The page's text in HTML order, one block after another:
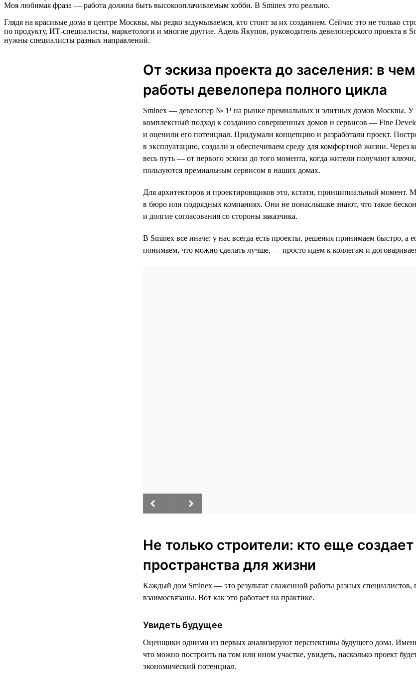
Моя любимая фраза — работа должна быть высокооплачиваемым хобби. В Sminex это реально.
Глядя на красивые дома в центре Москвы, мы редко задумываемся, кто стоит за их созданием. Сейчас это не только
по продукту, ИТ-специалисты, маркетологи и многие другие. Адель Якупов, руководитель девелоперского проекта в
нужны специалисты разных направлений.
От эскиза проекта до заселения: в
работы девелопера полного цикла
Sminex — девелопер № 1¹ на рынке премиальных и элитных домов Москвы. У
комплексный подход к созданию совершенных домов и сервисов — Fine
и оценили его потенциал. Придумали концепцию и разработали проект.
в эксплуатацию, создали и обеспечиваем среду для комфортной жизни. Через
весь путь — от первого эскиза до того момента, когда жители получают
пользуются премиальным сервисом в наших домах.
Для архитекторов и проектировщиков это, кстати, принципиальный момент.
в бюро или подрядных компаниях. Они не понаслышке знают, что такое
и долгие согласования со стороны заказчика.
В Sminex все иначе: у нас всегда есть проекты, решения принимаем быстро, а
понимаем, что можно сделать лучше, — просто идем к коллегам и
Не только строители: кто еще
пространства для жизни
Каждый дом Sminex — это результат слаженной работы разных специалистов,
взаимосвязаны. Вот как это работает на практике.
Увидеть будущее
Оценщики одними из первых анализируют перспективы будущего дома.
что можно построить на том или ином участке, увидеть, насколько проект
экономический потенциал.